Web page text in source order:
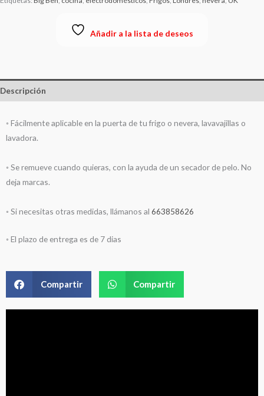
Añadir a la lista de deseos
Descripción
◦ Fácilmente aplicable en la puerta de tu frigo o nevera, lavavajillas o
lavadora.
◦ Se remueve cuando quieras, con la ayuda de un secador de pelo. No
deja marcas.
◦ Si necesitas otras medidas, llámanos al 663858626
◦ El plazo de entrega es de 7 dias
Compartir Compartir